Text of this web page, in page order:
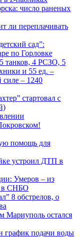
число раненых
ли переплачивать
сад”:
по Горловке
танков, 4 РСЗО, 5
и 55 ед. –
силе – 1240
стартовал с
помощь для
устроил ДТП в
Умеров – из
в СНБО
8 обстрелов, о
Мариуполь остался
график подачи воды